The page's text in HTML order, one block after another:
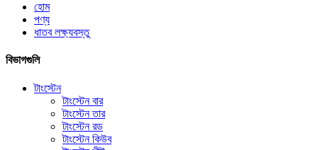
হোম
পণ্য
ধাতব লক্ষ্যবস্তু
বিভাগগুলি
টাংস্টেন
টাংস্টেন বার
টাংস্টেন তার
টাংস্টেন রড
টাংস্টেন কিউব